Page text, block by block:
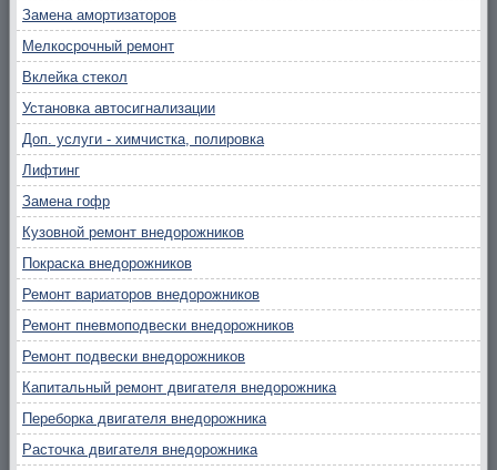
Замена амортизаторов
Мелкосрочный ремонт
Вклейка стекол
Установка автосигнализации
Доп. услуги - химчистка, полировка
Лифтинг
Замена гофр
Кузовной ремонт внедорожников
Покраска внедорожников
Ремонт вариаторов внедорожников
Ремонт пневмоподвески внедорожников
Ремонт подвески внедорожников
Капитальный ремонт двигателя внедорожника
Переборка двигателя внедорожника
Расточка двигателя внедорожника